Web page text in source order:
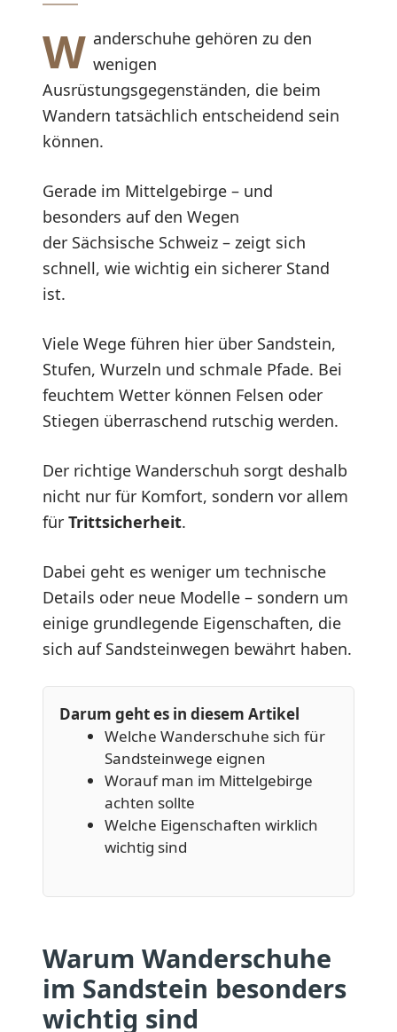
W anderschuhe gehören zu den
wenigen
Ausrüstungsgegenständen, die beim
Wandern tatsächlich entscheidend sein
können.
Gerade im Mittelgebirge – und
besonders auf den Wegen
der Sächsische Schweiz – zeigt sich
schnell, wie wichtig ein sicherer Stand
ist.
Viele Wege führen hier über Sandstein,
Stufen, Wurzeln und schmale Pfade. Bei
feuchtem Wetter können Felsen oder
Stiegen überraschend rutschig werden.
Der richtige Wanderschuh sorgt deshalb
nicht nur für Komfort, sondern vor allem
für Trittsicherheit.
Dabei geht es weniger um technische
Details oder neue Modelle – sondern um
einige grundlegende Eigenschaften, die
sich auf Sandsteinwegen bewährt haben.
Darum geht es in diesem Artikel
Welche Wanderschuhe sich für
Sandsteinwege eignen
Worauf man im Mittelgebirge
achten sollte
Welche Eigenschaften wirklich
wichtig sind
Warum Wanderschuhe
im Sandstein besonders
wichtig sind